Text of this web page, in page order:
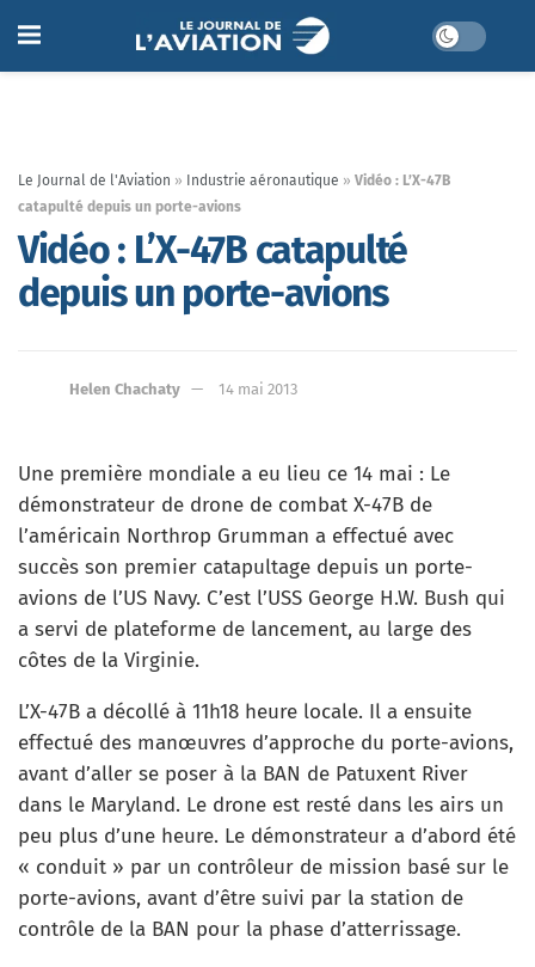
Le Journal de l'Aviation » Industrie aéronautique » Vidéo : L’X-47B
catapulté depuis un porte-avions
Vidéo : L’X-47B catapulté
depuis un porte-avions
Helen Chachaty 14 mai 2013
Une première mondiale a eu lieu ce 14 mai : Le
démonstrateur de drone de combat X-47B de
l’américain Northrop Grumman a effectué avec
succès son premier catapultage depuis un porte-
avions de l’US Navy. C’est l’USS George H.W. Bush qui
a servi de plateforme de lancement, au large des
côtes de la Virginie.
L’X-47B a décollé à 11h18 heure locale. Il a ensuite
effectué des manœuvres d’approche du porte-avions,
avant d’aller se poser à la BAN de Patuxent River
dans le Maryland. Le drone est resté dans les airs un
peu plus d’une heure. Le démonstrateur a d’abord été
« conduit » par un contrôleur de mission basé sur le
porte-avions, avant d’être suivi par la station de
contrôle de la BAN pour la phase d’atterrissage.